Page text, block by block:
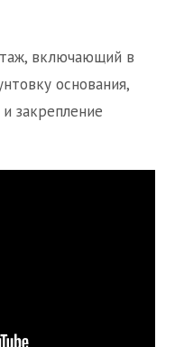
включающий в
основания,
закрепление